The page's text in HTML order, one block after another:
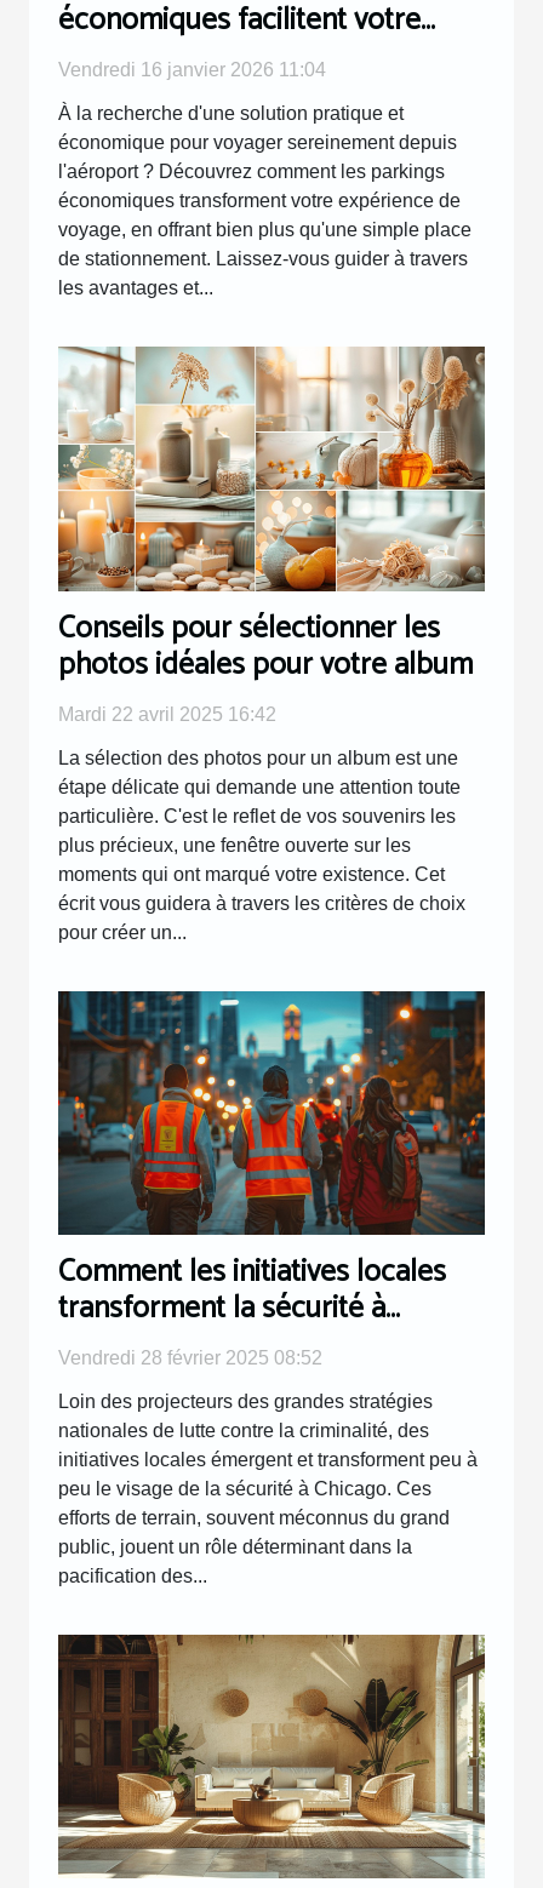
économiques facilitent votre
voyage depuis l'aéroport ?
Vendredi 16 janvier 2026 11:04
À la recherche d'une solution pratique et
économique pour voyager sereinement depuis
l'aéroport ? Découvrez comment les parkings
économiques transforment votre expérience de
voyage, en offrant bien plus qu'une simple place
de stationnement. Laissez-vous guider à travers
les avantages et...
Conseils pour sélectionner les
photos idéales pour votre album
Mardi 22 avril 2025 16:42
La sélection des photos pour un album est une
étape délicate qui demande une attention toute
particulière. C'est le reflet de vos souvenirs les
plus précieux, une fenêtre ouverte sur les
moments qui ont marqué votre existence. Cet
écrit vous guidera à travers les critères de choix
pour créer un...
Comment les initiatives locales
transforment la sécurité à
Chicago
Vendredi 28 février 2025 08:52
Loin des projecteurs des grandes stratégies
nationales de lutte contre la criminalité, des
initiatives locales émergent et transforment peu à
peu le visage de la sécurité à Chicago. Ces
efforts de terrain, souvent méconnus du grand
public, jouent un rôle déterminant dans la
pacification des...